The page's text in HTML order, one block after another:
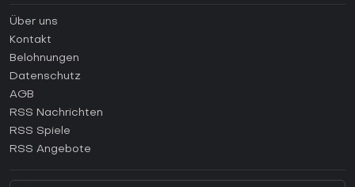
Anleitungen
Wie aktiviert man einen Steam CD Key?
Wie aktiviert man einen Epic Games CD Key?
Wie aktiviert man einen GOG CD Key?
Wie aktiviert man einen Ubisoft Connect CD Key?
Über uns
Kontakt
Belohnungen
Datenschutz
AGB
RSS Nachrichten
RSS Spiele
RSS Angebote